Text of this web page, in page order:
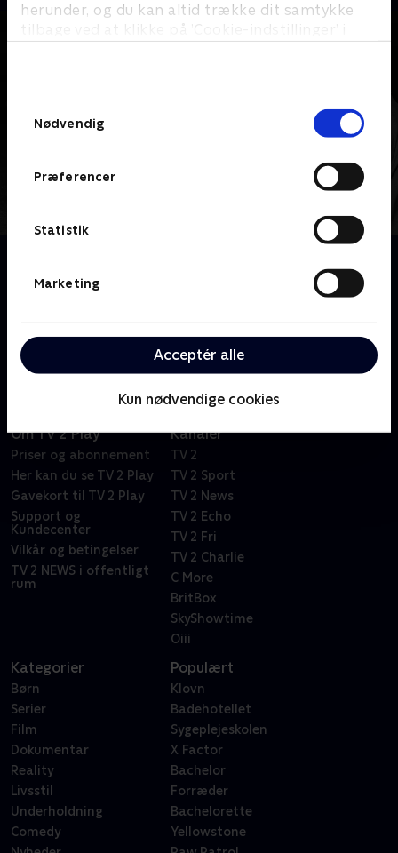
herunder, og du kan altid trække dit samtykke
tilbage ved at klikke på ’Cookie-indstillinger’ i
Nødvendig
Præferencer
Statistik
Marketing
Acceptér alle
Kun nødvendige cookies
De har vundet OL, verdensmesterskaber, sat rekorder
og til sidst vinket farvel til et liv som udøvende atlet.
verdenseliten.
Om TV 2 Play
Priser og abonnement
Her kan du se TV 2 Play
Gavekort til TV 2 Play
Support og
Kundecenter
Vilkår og betingelser
TV 2 NEWS i offentligt
rum
Kanaler
TV 2
TV 2 Sport
TV 2 News
TV 2 Echo
TV 2 Fri
TV 2 Charlie
C More
BritBox
SkyShowtime
Oiii
Kategorier
Børn
Serier
Film
Dokumentar
Reality
Livsstil
Underholdning
Comedy
Populært
Klovn
Badehotellet
Sygeplejeskolen
X Factor
Bachelor
Forræder
Bachelorette
Yellowstone